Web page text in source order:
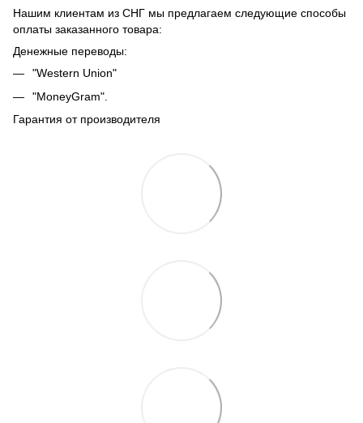
Нашим клиентам из СНГ мы предлагаем следующие способы
оплаты заказанного товара:
Денежные переводы:
"Western Union"
"MoneyGram".
Гарантия от производителя